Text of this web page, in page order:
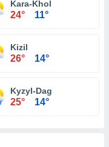
Kara-Khol
24° 11°
Kizil
26° 14°
Kyzyl-Dag
25° 14°